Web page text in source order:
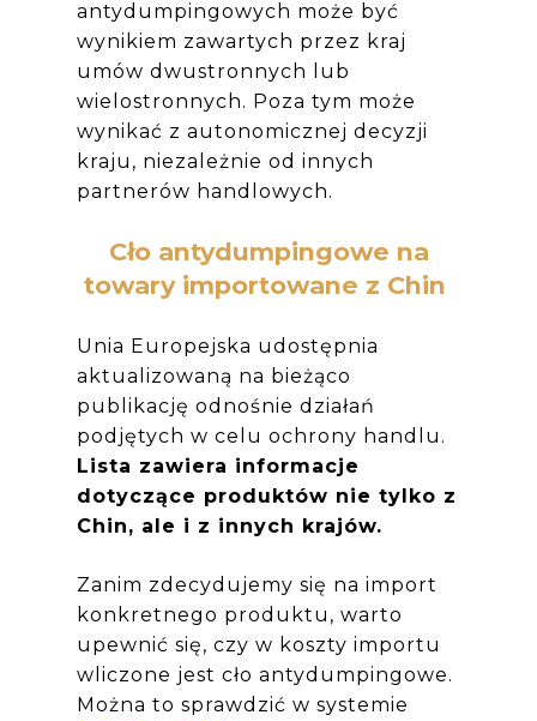
antydumpingowych może być
wynikiem zawartych przez kraj
umów dwustronnych lub
wielostronnych. Poza tym może
wynikać z autonomicznej decyzji
kraju, niezależnie od innych
partnerów handlowych.
Cło antydumpingowe na
towary importowane z Chin
Unia Europejska udostępnia
aktualizowaną na bieżąco
publikację odnośnie działań
podjętych w celu ochrony handlu.
Lista zawiera informacje
dotyczące produktów nie tylko z
Chin, ale i z innych krajów.
Zanim zdecydujemy się na import
konkretnego produktu, warto
upewnić się, czy w koszty importu
wliczone jest cło antydumpingowe.
Można to sprawdzić w systemie